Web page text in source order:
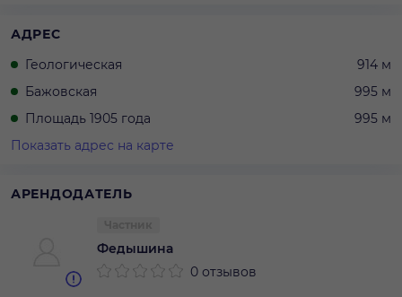
АДРЕС
Геологическая
914 м
Бажовская
995 м
Площадь 1905 года
995 м
Показать адрес на карте
АРЕНДОДАТЕЛЬ
Федышина
0 отзывов